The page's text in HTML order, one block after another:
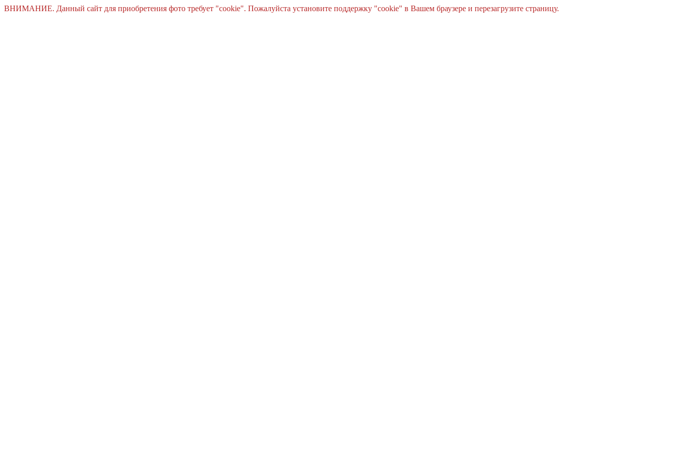
ВНИМАНИЕ. Данный сайт для приобретения фото требует "cookie". Пожалуйста установите поддержку "cookie" в Вашем браузере и перезагрузите страницу.